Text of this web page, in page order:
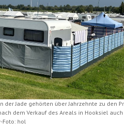
der Jade gehörten über Jahrzehnte zu den
dem Verkauf des Areals in Hooksiel
Foto: hol